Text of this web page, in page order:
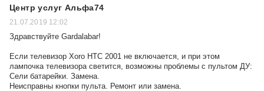
Центр услуг Альфа74
21.07.2019 12:02
Здравствуйте Gardalabar!
Если телевизор Xoro HTC 2001 не включается, и при этом
лампочка телевизора светится, возможны проблемы с пультом ДУ:
Сели батарейки. Замена.
Неисправны кнопки пульта. Ремонт или замена.